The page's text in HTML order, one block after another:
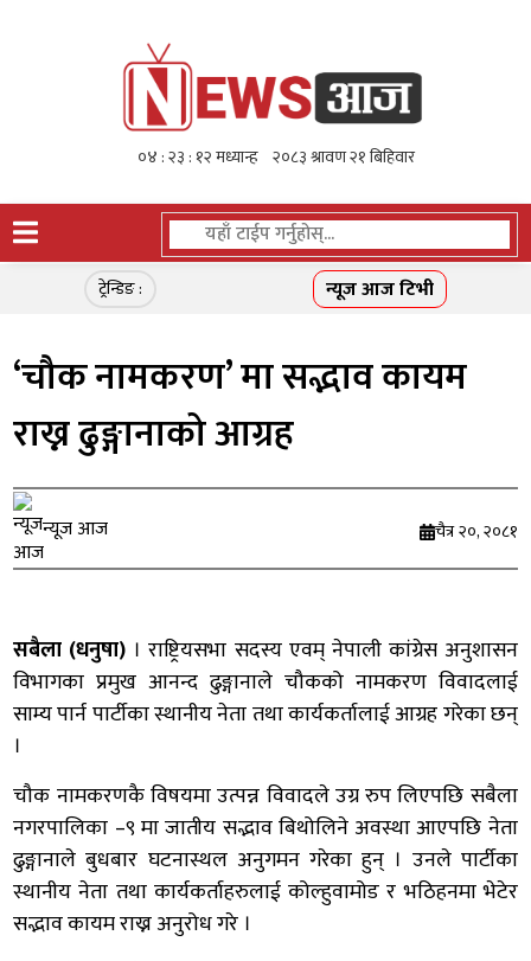
ट्रेन्डिङ : न्यूज आज टिभी
‘चौक नामकरण’ मा सद्भाव कायम
राख्न ढुङ्गानाको आग्रह
न्यूज आज चैत्र २०, २०८१
सबैला (धनुषा) । राष्ट्रियसभा सदस्य एवम् नेपाली कांग्रेस अनुशासन
विभागका प्रमुख आनन्द ढुङ्गानाले चौकको नामकरण विवादलाई
साम्य पार्न पार्टीका स्थानीय नेता तथा कार्यकर्तालाई आग्रह गरेका छन्
।
चौक नामकरणकै विषयमा उत्पन्न विवादले उग्र रुप लिएपछि सबैला
नगरपालिका –९ मा जातीय सद्भाव बिथोलिने अवस्था आएपछि नेता
ढुङ्गानाले बुधबार घटनास्थल अनुगमन गरेका हुन् । उनले पार्टीका
स्थानीय नेता तथा कार्यकर्ताहरुलाई कोल्हुवामोड र भठिहनमा भेटेर
सद्भाव कायम राख्न अनुरोध गरे ।